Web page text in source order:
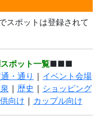
スポットは登録されて
ポット一覧■■■
・通り | イベント会場
| 歴史 | ショッピング
向け | カップル向け